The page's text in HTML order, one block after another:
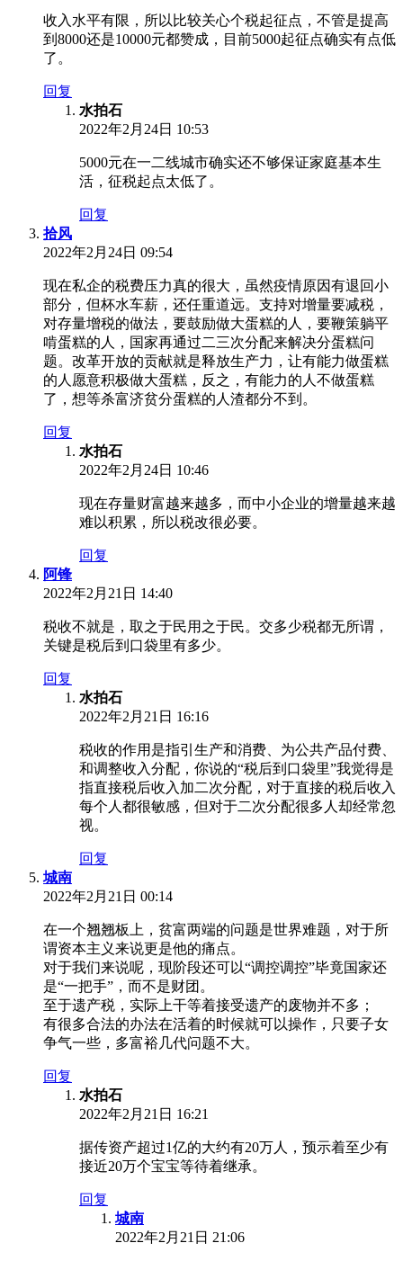
收入水平有限，所以比较关心个税起征点，不管是提高
到8000还是10000元都赞成，目前5000起征点确实有点低
了。
回复
水拍石
2022年2月24日 10:53
5000元在一二线城市确实还不够保证家庭基本生
活，征税起点太低了。
回复
拾风
2022年2月24日 09:54
现在私企的税费压力真的很大，虽然疫情原因有退回小
部分，但杯水车薪，还任重道远。支持对增量要减税，
对存量增税的做法，要鼓励做大蛋糕的人，要鞭策躺平
啃蛋糕的人，国家再通过二三次分配来解决分蛋糕问
题。改革开放的贡献就是释放生产力，让有能力做蛋糕
的人愿意积极做大蛋糕，反之，有能力的人不做蛋糕
了，想等杀富济贫分蛋糕的人渣都分不到。
回复
水拍石
2022年2月24日 10:46
现在存量财富越来越多，而中小企业的增量越来越
难以积累，所以税改很必要。
回复
阿锋
2022年2月21日 14:40
税收不就是，取之于民用之于民。交多少税都无所谓，
关键是税后到口袋里有多少。
回复
水拍石
2022年2月21日 16:16
税收的作用是指引生产和消费、为公共产品付费、
和调整收入分配，你说的“税后到口袋里”我觉得是
指直接税后收入加二次分配，对于直接的税后收入
每个人都很敏感，但对于二次分配很多人却经常忽
视。
回复
城南
2022年2月21日 00:14
在一个翘翘板上，贫富两端的问题是世界难题，对于所
谓资本主义来说更是他的痛点。
对于我们来说呢，现阶段还可以“调控调控”毕竟国家还
是“一把手”，而不是财团。
至于遗产税，实际上干等着接受遗产的废物并不多；
有很多合法的办法在活着的时候就可以操作，只要子女
争气一些，多富裕几代问题不大。
回复
水拍石
2022年2月21日 16:21
据传资产超过1亿的大约有20万人，预示着至少有
接近20万个宝宝等待着继承。
回复
城南
2022年2月21日 21:06